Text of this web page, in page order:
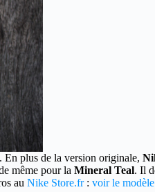
En plus de la version originale,
même pour la Mineral Teal. Il
au Nike Store.fr: voir le modèle